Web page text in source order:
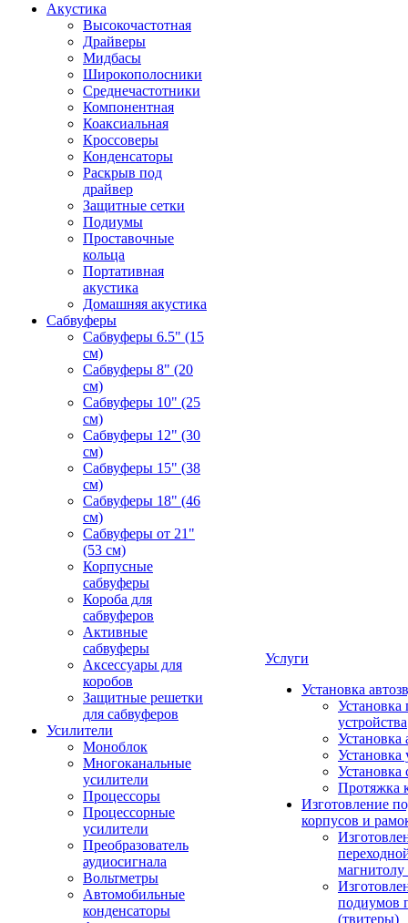
Акустика
Высокочастотная
Драйверы
Мидбасы
Широкополосники
Среднечастотники
Компонентная
Коаксиальная
Кроссоверы
Конденсаторы
Раскрыв под
драйвер
Защитные сетки
Подиумы
Проставочные
кольца
Портативная
акустика
Домашняя акустика
Сабвуферы
Сабвуферы 6.5" (15
см)
Сабвуферы 8" (20
см)
Сабвуферы 10" (25
см)
Сабвуферы 12" (30
см)
Сабвуферы 15" (38
см)
Сабвуферы 18" (46
см)
Сабвуферы от 21"
(53 см)
Корпусные
сабвуферы
Короба для
сабвуферов
Активные
сабвуферы
Аксессуары для
коробов
Защитные решетки
для сабвуферов
Усилители
Моноблок
Многоканальные
усилители
Процессоры
Процессорные
усилители
Преобразователь
аудиосигнала
Вольтметры
Автомобильные
конденсаторы
Услуги
Установка
Установка
устройства
Установка
Установка
Установка
Протяжка
Изготовление
корпусов и
подиумов
(твитеры)